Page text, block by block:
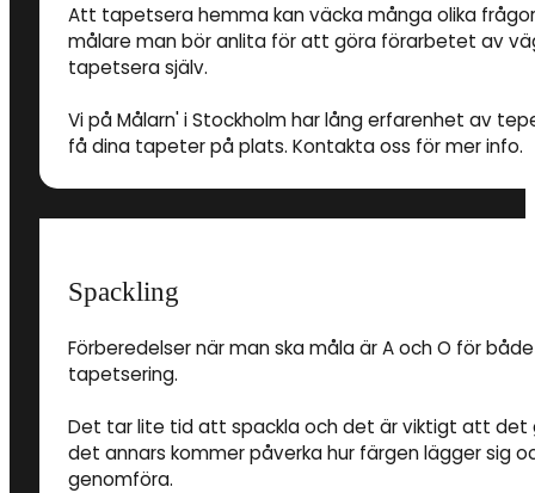
Att tapetsera hemma kan väcka många olika
målare man bör anlita för att göra förarbetet av
tapetsera själv.
Vi på Målarn' i Stockholm har lång erfarenhet av
få dina tapeter på plats. Kontakta oss för mer info.
Spackling
Förberedelser när man ska måla är A och O för
tapetsering.
Det tar lite tid att spackla och det är viktigt att
det annars kommer påverka hur färgen lägger sig
genomföra.